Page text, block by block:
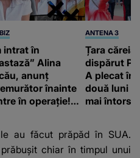
intrat în
Alina
anunț
înainte
în operație!
ANTENA 3
Țara căreia
dispărut
A plecat în
două luni
mai întors
au făcut prăpăd în SUA.
chiar în timpul unui